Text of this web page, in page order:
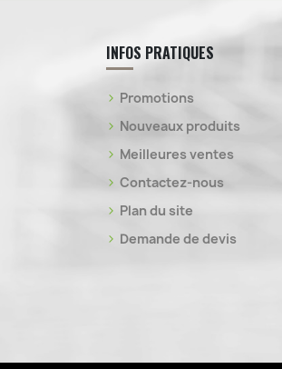
INFOS PRATIQUES
Promotions
Nouveaux produits
Meilleures ventes
Contactez-nous
Plan du site
Demande de devis